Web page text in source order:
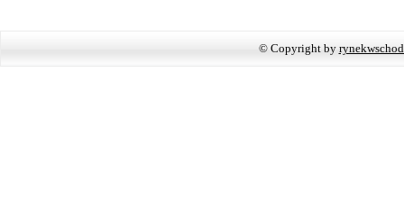
© Copyright by